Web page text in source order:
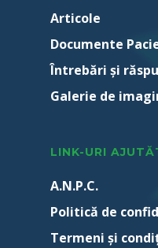
Articole
Documente
Întrebări şi
Galerie de
LINK-URI
A.N.P.C.
Politică de
Termeni şi